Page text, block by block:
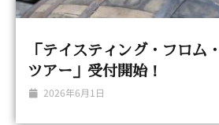
「テイスティング・フロム
ツアー」受付開始！
2026年6月1日